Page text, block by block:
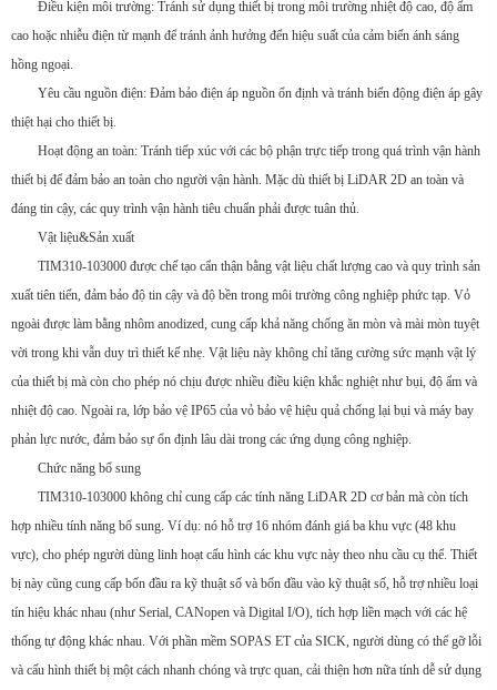
Điều kiện môi trường: Tránh sử dụng thiết bị trong môi trường nhiệt độ cao, độ ẩm
cao hoặc nhiễu điện từ mạnh để tránh ảnh hưởng đến hiệu suất của cảm biến ánh sáng
hồng ngoại.
Yêu cầu nguồn điện: Đảm bảo điện áp nguồn ổn định và tránh biến động điện áp gây
thiệt hại cho thiết bị.
Hoạt động an toàn: Tránh tiếp xúc với các bộ phận trực tiếp trong quá trình vận hành
thiết bị để đảm bảo an toàn cho người vận hành. Mặc dù thiết bị LiDAR 2D an toàn và
đáng tin cậy, các quy trình vận hành tiêu chuẩn phải được tuân thủ.
Vật liệu&Sản xuất
TIM310-103000 được chế tạo cẩn thận bằng vật liệu chất lượng cao và quy trình sản
xuất tiên tiến, đảm bảo độ tin cậy và độ bền trong môi trường công nghiệp phức tạp. Vỏ
ngoài được làm bằng nhôm anodized, cung cấp khả năng chống ăn mòn và mài mòn tuyệt
vời trong khi vẫn duy trì thiết kế nhẹ. Vật liệu này không chỉ tăng cường sức mạnh vật lý
của thiết bị mà còn cho phép nó chịu được nhiều điều kiện khắc nghiệt như bụi, độ ẩm và
nhiệt độ cao. Ngoài ra, lớp bảo vệ IP65 của vỏ bảo vệ hiệu quả chống lại bụi và máy bay
phản lực nước, đảm bảo sự ổn định lâu dài trong các ứng dụng công nghiệp.
Chức năng bổ sung
TIM310-103000 không chỉ cung cấp các tính năng LiDAR 2D cơ bản mà còn tích
hợp nhiều tính năng bổ sung. Ví dụ: nó hỗ trợ 16 nhóm đánh giá ba khu vực (48 khu
vực), cho phép người dùng linh hoạt cấu hình các khu vực này theo nhu cầu cụ thể. Thiết
bị này cũng cung cấp bốn đầu ra kỹ thuật số và bốn đầu vào kỹ thuật số, hỗ trợ nhiều loại
tín hiệu khác nhau (như Serial, CANopen và Digital I/O), tích hợp liền mạch với các hệ
thống tự động khác nhau. Với phần mềm SOPAS ET của SICK, người dùng có thể gỡ lỗi
và cấu hình thiết bị một cách nhanh chóng và trực quan, cải thiện hơn nữa tính dễ sử dụng